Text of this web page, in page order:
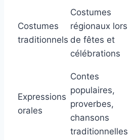
Costumes
traditionnels
Costumes
régionaux lors
de fêtes et
célébrations
Expressions
orales
Contes
populaires,
proverbes,
chansons
traditionnelles